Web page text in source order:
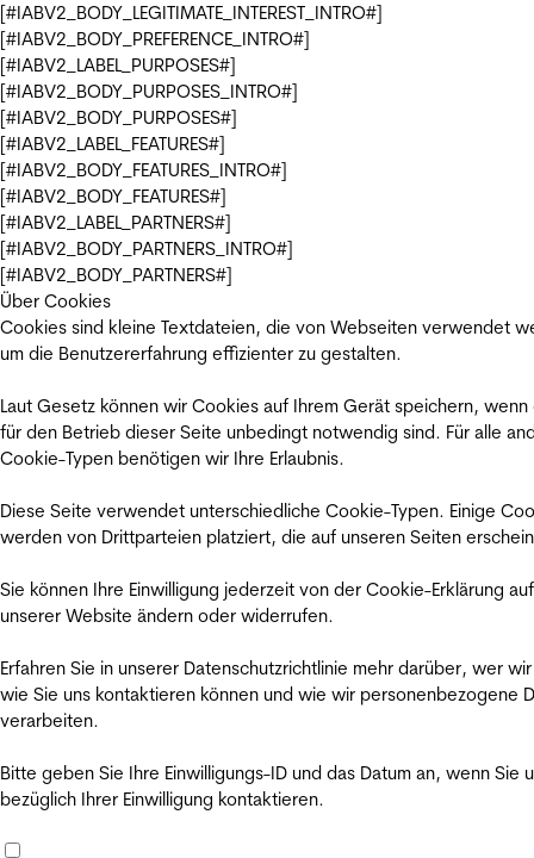
[#IABV2_BODY_LEGITIMATE_INTEREST_INTRO#]
[#IABV2_BODY_PREFERENCE_INTRO#]
[#IABV2_LABEL_PURPOSES#]
[#IABV2_BODY_PURPOSES_INTRO#]
[#IABV2_BODY_PURPOSES#]
[#IABV2_LABEL_FEATURES#]
[#IABV2_BODY_FEATURES_INTRO#]
[#IABV2_BODY_FEATURES#]
[#IABV2_LABEL_PARTNERS#]
[#IABV2_BODY_PARTNERS_INTRO#]
[#IABV2_BODY_PARTNERS#]
Über Cookies
Cookies sind kleine Textdateien, die von Webseiten verwendet
um die Benutzererfahrung effizienter zu gestalten.
Laut Gesetz können wir Cookies auf Ihrem Gerät speichern, wenn
für den Betrieb dieser Seite unbedingt notwendig sind. Für alle
Cookie-Typen benötigen wir Ihre Erlaubnis.
Diese Seite verwendet unterschiedliche Cookie-Typen. Einige
werden von Drittparteien platziert, die auf unseren Seiten
Sie können Ihre Einwilligung jederzeit von der Cookie-Erklärung auf
unserer Website ändern oder widerrufen.
Erfahren Sie in unserer Datenschutzrichtlinie mehr darüber, wer
wie Sie uns kontaktieren können und wie wir personenbezogene
verarbeiten.
Bitte geben Sie Ihre Einwilligungs-ID und das Datum an, wenn Sie
bezüglich Ihrer Einwilligung kontaktieren.